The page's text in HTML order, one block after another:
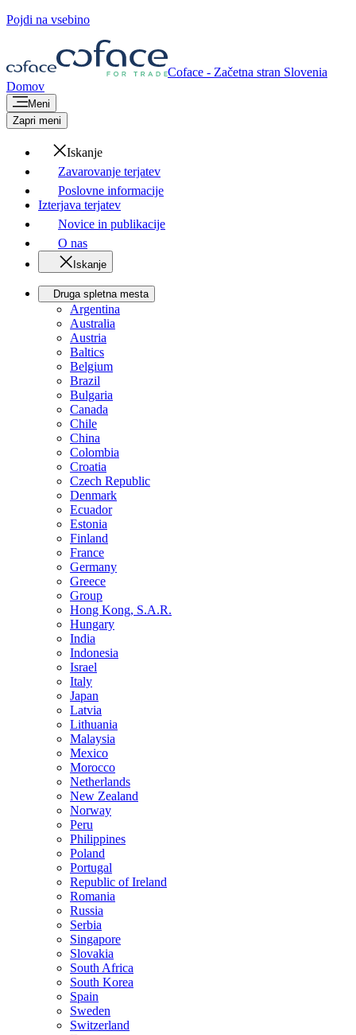
Pojdi na vsebino
Coface - Začetna stran Slovenia
Domov
Meni
Zapri meni
Iskanje
Zavarovanje terjatev
Poslovne informacije
Izterjava terjatev
Novice in publikacije
O nas
Iskanje
Druga spletna mesta
Argentina
Australia
Austria
Baltics
Belgium
Brazil
Bulgaria
Canada
Chile
China
Colombia
Croatia
Czech Republic
Denmark
Ecuador
Estonia
Finland
France
Germany
Greece
Group
Hong Kong, S.A.R.
Hungary
India
Indonesia
Israel
Italy
Japan
Latvia
Lithuania
Malaysia
Mexico
Morocco
Netherlands
New Zealand
Norway
Peru
Philippines
Poland
Portugal
Republic of Ireland
Romania
Russia
Serbia
Singapore
Slovakia
South Africa
South Korea
Spain
Sweden
Switzerland